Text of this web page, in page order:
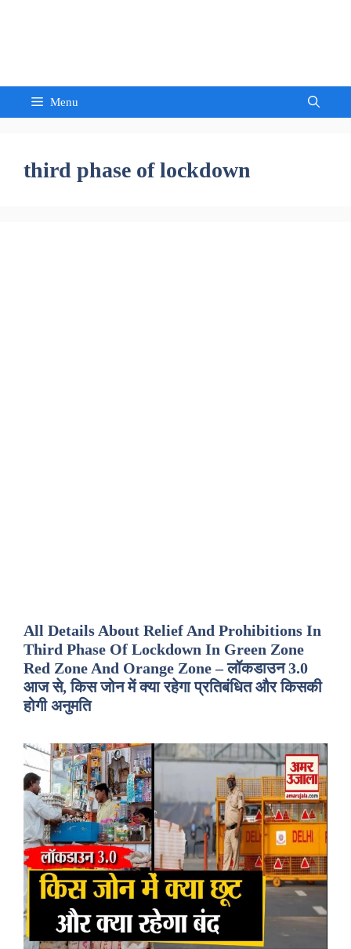
Menu
third phase of lockdown
All Details About Relief And Prohibitions In
Third Phase Of Lockdown In Green Zone
Red Zone And Orange Zone – लॉकडाउन 3.0
आज से, किस जोन में क्या रहेगा प्रतिबंधित और किसकी
होगी अनुमति